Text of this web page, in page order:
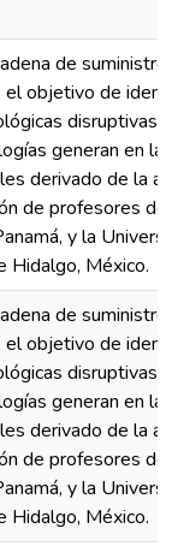
de
objetivo de
disruptivas
generan en
derivado de la
de profesores
y la
Hidalgo, México.
de
objetivo de
disruptivas
generan en
derivado de la
de profesores
y la
Hidalgo, México.